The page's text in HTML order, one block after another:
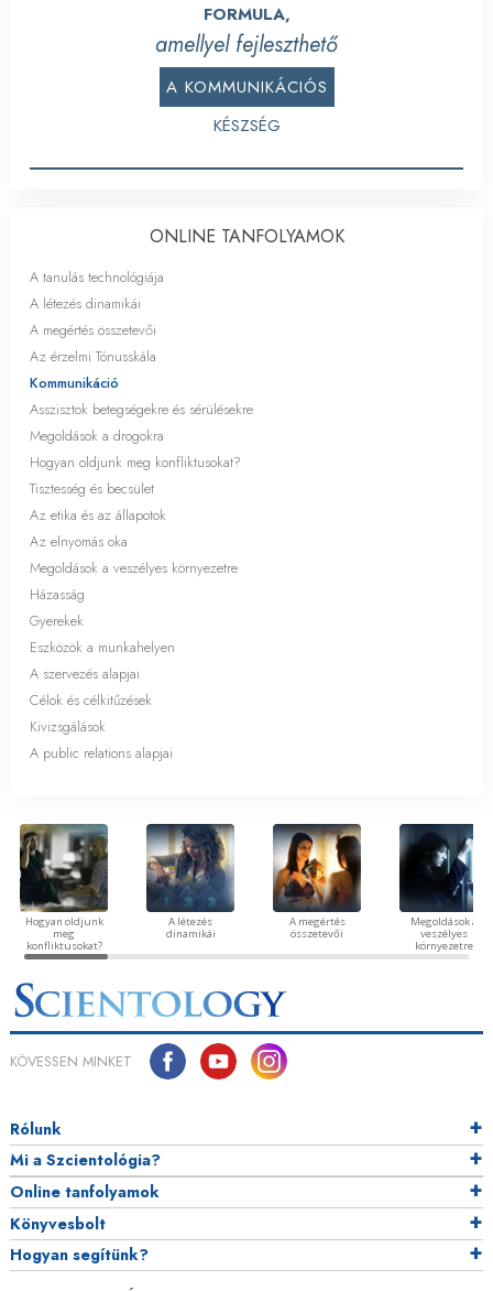
FORMULA,
amellyel fejleszthető
A KOMMUNIKÁCIÓS
KÉSZSÉG
ONLINE TANFOLYAMOK
A tanulás technológiája
A létezés dinamikái
A megértés összetevői
Az érzelmi Tónusskála
Kommunikáció
Asszisztok betegségekre és sérülésekre
Megoldások a drogokra
Hogyan oldjunk meg konfliktusokat?
Tisztesség és becsület
Az etika és az állapotok
Az elnyomás oka
Megoldások a veszélyes környezetre
Házasság
Gyerekek
Eszközök a munkahelyen
A szervezés alapjai
Célok és célkitűzések
Kivizsgálások
A public relations alapjai
Hogyan oldjunk
meg
konfliktusokat?
A létezés
dinamikái
A megértés
összetevői
Megoldások a
veszélyes
környezetre
KÖVESSEN MINKET
Rólunk
Mi a Szcientológia?
Online tanfolyamok
Könyvesbolt
Hogyan segítünk?